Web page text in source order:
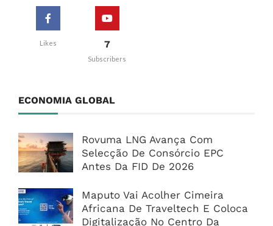
Likes 7
Subscribers
ECONOMIA GLOBAL
Rovuma LNG Avança Com
Selecção De Consórcio EPC
Antes Da FID De 2026
Maputo Vai Acolher Cimeira
Africana De Traveltech E Coloca
Digitalização No Centro Da